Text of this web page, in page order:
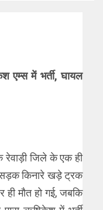
में भर्ती, घायल
के रेवाड़ी जिले के एक ही
सड़क किनारे खड़े ट्रक
मौत हो गई, जबकि